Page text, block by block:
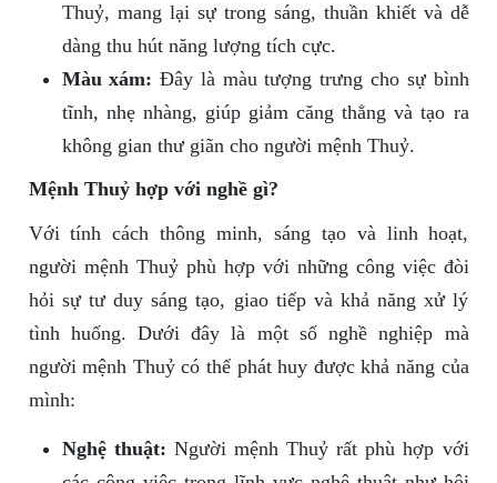
Thuỷ, mang lại sự trong sáng, thuần khiết và dễ
dàng thu hút năng lượng tích cực.
Màu xám: Đây là màu tượng trưng cho sự bình
tĩnh, nhẹ nhàng, giúp giảm căng thẳng và tạo ra
không gian thư giãn cho người mệnh Thuỷ.
Mệnh Thuỷ hợp với nghề gì?
Với tính cách thông minh, sáng tạo và linh hoạt,
người mệnh Thuỷ phù hợp với những công việc đòi
hỏi sự tư duy sáng tạo, giao tiếp và khả năng xử lý
tình huống. Dưới đây là một số nghề nghiệp mà
người mệnh Thuỷ có thể phát huy được khả năng của
mình:
Nghệ thuật: Người mệnh Thuỷ rất phù hợp với